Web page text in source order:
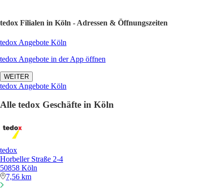
tedox Filialen in Köln - Adressen & Öffnungszeiten
tedox Angebote Köln
tedox Angebote in der App öffnen
WEITER
tedox Angebote Köln
Alle tedox Geschäfte in Köln
tedox
Horbeller Straße 2-4
50858 Köln
7,56 km